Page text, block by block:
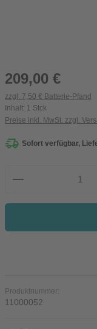
Regulärer Preis:
209,00 €
zzgl. 7,50 € Batterie-Pfand
Inhalt: 1 Stck
Preise inkl. MwSt. zzgl.
Sofort verfügbar,
Produkt Anzahl:
Produktnummer:
11000052